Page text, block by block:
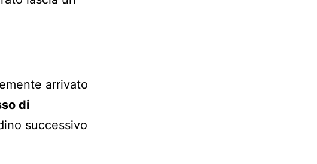
arrivato
di
successivo